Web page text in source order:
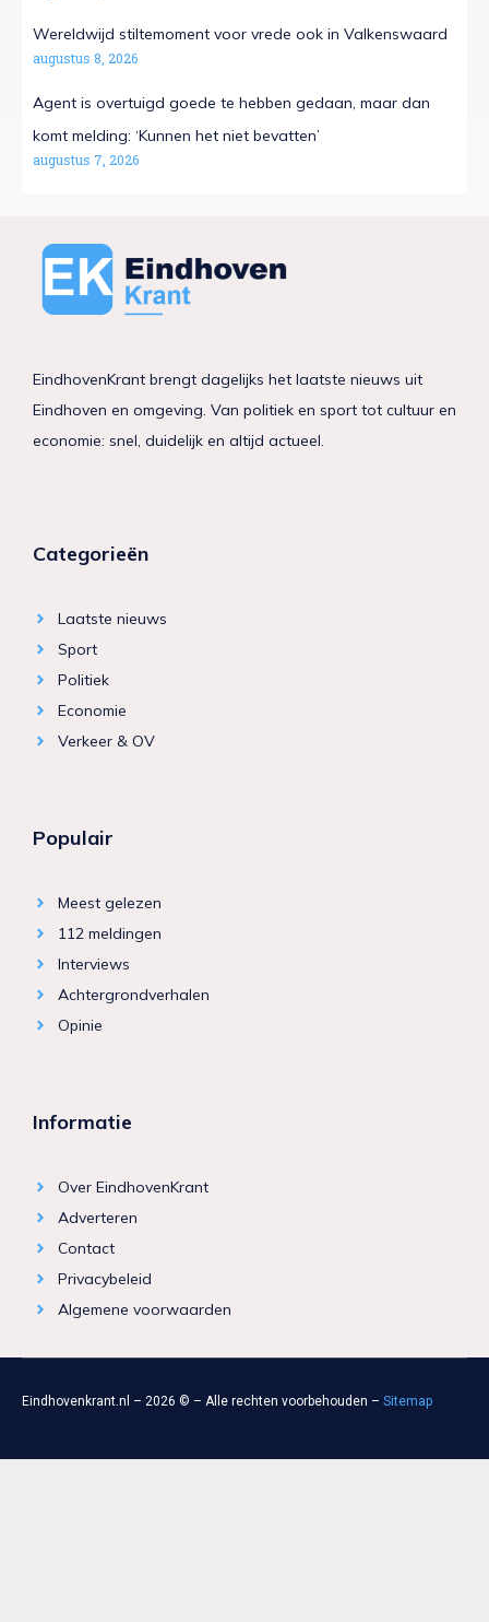
Wereldwijd stiltemoment voor vrede ook in Valkenswaard
augustus 8, 2026
Agent is overtuigd goede te hebben gedaan, maar dan
komt melding: ‘Kunnen het niet bevatten’
augustus 7, 2026
EindhovenKrant brengt dagelijks het laatste nieuws uit
Eindhoven en omgeving. Van politiek en sport tot cultuur en
economie: snel, duidelijk en altijd actueel.
Categorieën
Laatste nieuws
Sport
Politiek
Economie
Verkeer & OV
Populair
Meest gelezen
112 meldingen
Interviews
Achtergrondverhalen
Opinie
Informatie
Over EindhovenKrant
Adverteren
Contact
Privacybeleid
Algemene voorwaarden
Eindhovenkrant.nl – 2026 © – Alle rechten voorbehouden – Sitemap